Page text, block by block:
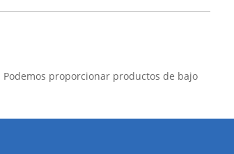
proporcionar productos de bajo